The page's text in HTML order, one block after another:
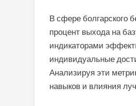
В сфере болгарского
процент выхода на
индикаторами
индивидуальные
Анализируя эти
навыков и влияния